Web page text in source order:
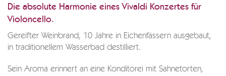
Die absolute Harmonie eines Vivaldi Konzertes für
Violoncello.
Gereifter Weinbrand, 10 Jahre in Eichenfässern ausgebaut,
in traditionellem Wasserbad destilliert.
Sein Aroma erinnert an eine Konditorei mit Sahnetorten,